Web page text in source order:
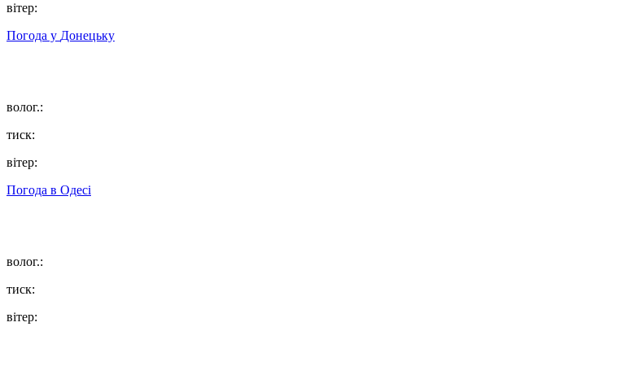
вітер:
Погода у Донецьку
волог.:
тиск:
вітер:
Погода в Одесі
волог.:
тиск:
вітер: